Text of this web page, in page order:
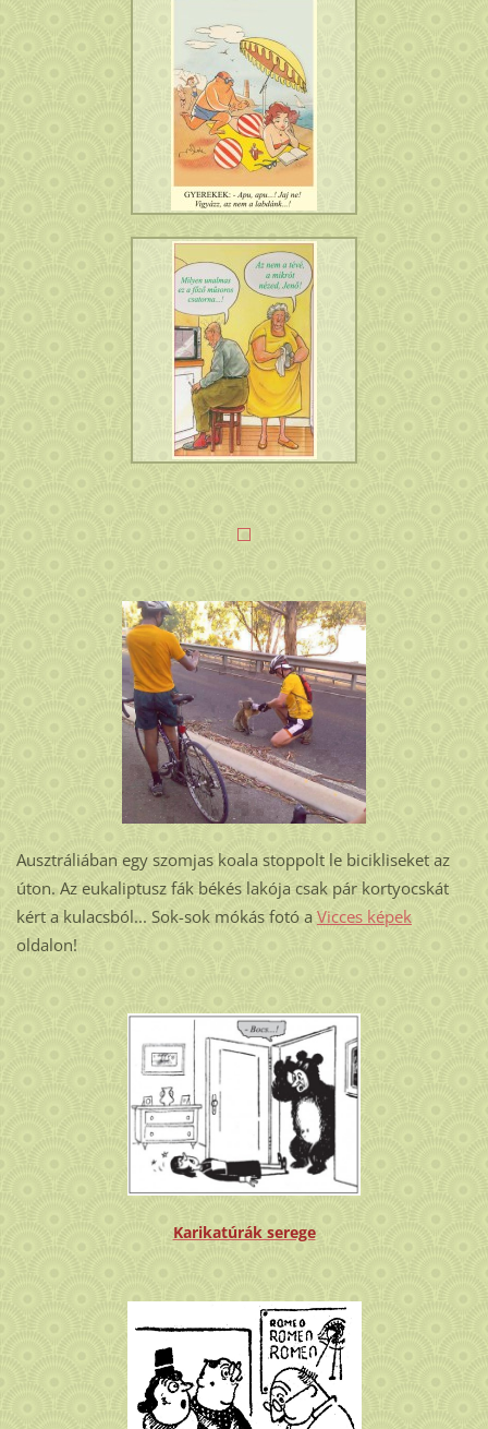
Ausztráliában egy szomjas koala stoppolt le bicikliseket az
úton. Az eukaliptusz fák békés lakója csak pár kortyocskát
kért a kulacsból... Sok-sok mókás fotó a Vicces képek
oldalon!
Karikatúrák serege